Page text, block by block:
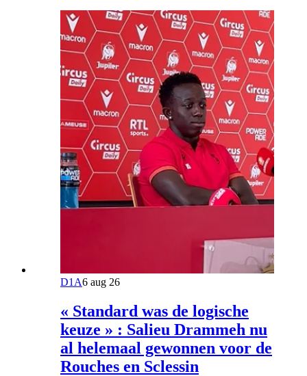
D1A6 aug 26
« Standard was de logische
keuze » : Salieu Drammeh nu
al helemaal gewonnen voor de
Rouches en Sclessin